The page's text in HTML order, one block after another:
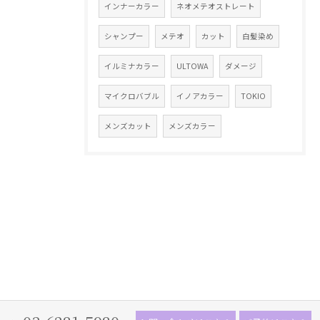
インナーカラー ネオメテオストレート
シャンプー メテオ カット 白髪染め
イルミナカラー ULTOWA ダメージ
マイクロバブル イノアカラー TOKIO
メンズカット メンズカラー